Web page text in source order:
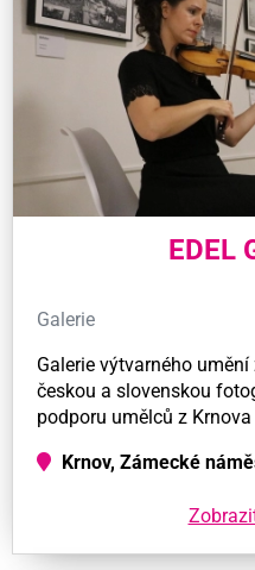
EDEL
Galerie
Galerie výtvarného
českou a slovenskou
podporu umělců z
Krnov, Zámecké